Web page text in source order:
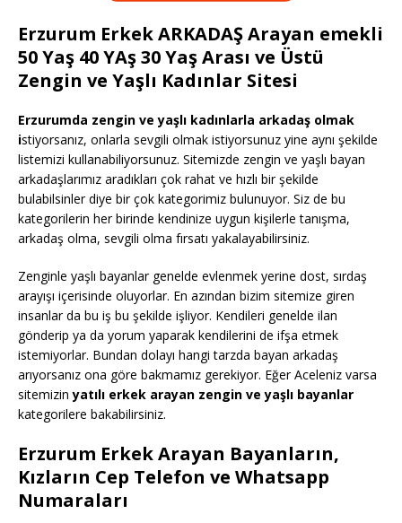
Erzurum Erkek ARKADAŞ Arayan emekli
50 Yaş 40 YAş 30 Yaş Arası ve Üstü
Zengin ve Yaşlı Kadınlar Sitesi
Erzurumda zengin ve yaşlı kadınlarla arkadaş olmak
istiyorsanız, onlarla sevgili olmak istiyorsunuz yine aynı şekilde
listemizi kullanabiliyorsunuz. Sitemizde zengin ve yaşlı bayan
arkadaşlarımız aradıkları çok rahat ve hızlı bir şekilde
bulabilsinler diye bir çok kategorimiz bulunuyor. Siz de bu
kategorilerin her birinde kendinize uygun kişilerle tanışma,
arkadaş olma, sevgili olma fırsatı yakalayabilirsiniz.
Zenginle yaşlı bayanlar genelde evlenmek yerine dost, sırdaş
arayışı içerisinde oluyorlar. En azından bizim sitemize giren
insanlar da bu iş bu şekilde işliyor. Kendileri genelde ilan
gönderip ya da yorum yaparak kendilerini de ifşa etmek
istemiyorlar. Bundan dolayı hangi tarzda bayan arkadaş
arıyorsanız ona göre bakmamız gerekiyor. Eğer Aceleniz varsa
sitemizinyatılı erkek arayan zengin ve yaşlı bayanlar
kategorilere bakabilirsiniz.
Erzurum Erkek Arayan Bayanların,
Kızların Cep Telefon ve Whatsapp
Numaraları